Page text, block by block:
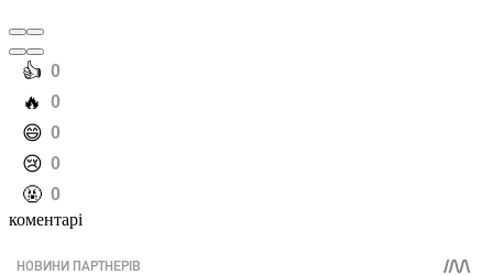
️👍 0
️🔥 0
️😄 0
️😢 0
️🤬 0
коментарі